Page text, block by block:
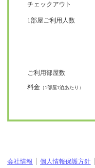
チェックアウト
1部屋ご利用人数
ご利用部屋数
料金 （1部屋1泊あたり）
会社情報 個人情報保護方針